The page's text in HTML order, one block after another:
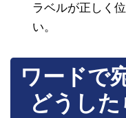
ラベルが正しく
い。
ワードで
どうし